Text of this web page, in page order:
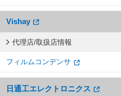
Vishay
代理店/取扱店情報
フィルムコンデンサ
日通工エレクトロニクス